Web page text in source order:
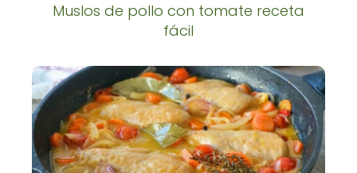
Muslos de pollo con tomate receta
fácil